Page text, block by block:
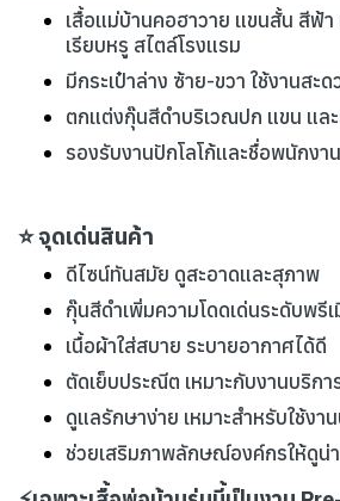
เสื้อแม่บ้านคอฮาวาย แขนสั้น สีฟ้
เรียบหรู สไตล์โรงแรม
มีกระเป๋าล่าง ซ้าย-ขวา ใช้งานสะด
ตกแต่งกุ๊นสีดำบริเวณปก แขน และ
รองรับงานปักโลโก้และชื่อพนักงาน
⭐ จุดเด่นสินค้า
ดีไซน์ทันสมัย ดูสะอาดและสุภาพ
กุ๊นสีดำเพิ่มความโดดเด่นระดับพรี
เนื้อผ้าใส่สบาย ระบายอากาศได้ดี
ตัดเย็บประณีต เหมาะกับงานบริก
ดูแลรักษาง่าย เหมาะสำหรับใช้งา
ช่วยเสริมภาพลักษณ์องค์กรให้ดูน่